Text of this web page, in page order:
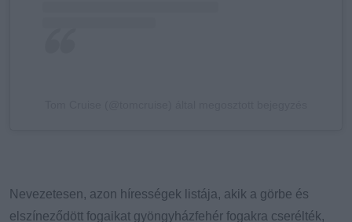
Nevezetesen, azon hírességek listája, akik a görbe és
elszíneződött fogaikat gyöngyházfehér fogakra cserélték,